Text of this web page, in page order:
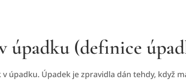
úpadku (definice
úpadku. Úpadek je zpravidla dán tehdy, když